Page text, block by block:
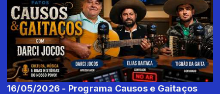
16/05/2026 - Programa Causos e Gaitaços